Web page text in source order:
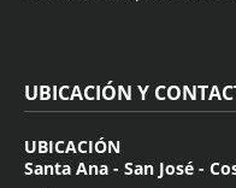
UBICACIÓN Y
UBICACIÓN
Santa Ana - San José -